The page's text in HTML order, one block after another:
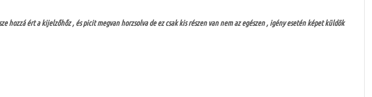
ért a kijelzőhőz , és picit megvan horzsolva de ez csak kis részen van nem az egészen , igény esetén képet küldök